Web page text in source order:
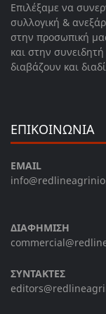
Επιλέξαμε να
συλλογική &
στην προσωπική
και στην
διαβάζουν και
ΕΠΙΚΟΙΝΩΝΙΑ
EMAIL
ΔΙΑΦΗΜΙΣΗ
ΣΥΝΤΑΚΤΕΣ